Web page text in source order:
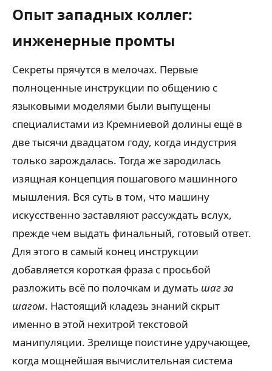
Опыт западных коллег:
инженерные промты
Секреты прячутся в мелочах. Первые
полноценные инструкции по общению с
языковыми моделями были выпущены
специалистами из Кремниевой долины ещё в
две тысячи двадцатом году, когда индустрия
только зарождалась. Тогда же зародилась
изящная концепция пошагового машинного
мышления. Вся суть в том, что машину
искусственно заставляют рассуждать вслух,
прежде чем выдать финальный, готовый ответ.
Для этого в самый конец инструкции
добавляется короткая фраза с просьбой
разложить всё по полочкам и думать шаг за
шагом. Настоящий кладезь знаний скрыт
именно в этой нехитрой текстовой
манипуляции. Зрелище поистине удручающее,
когда мощнейшая вычислительная система